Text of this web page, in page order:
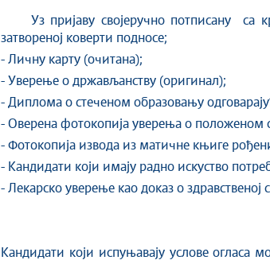
Уз пријаву својеручно потписану са
затвореној коверти подносе;
- Личну карту (очитана);
- Уверење о држављанству (оригинал);
- Диплома о стеченом образовању
- Оверена фотокопија уверења о положеном
- Фотокопија извода из матичне књиге
- Кандидати који имају радно искуство
- Лекарско уверење као доказ о здравственој
Кандидати који испуњавају услове